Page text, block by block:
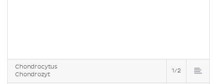
Chondrocytus
Chondrozyt
1/2